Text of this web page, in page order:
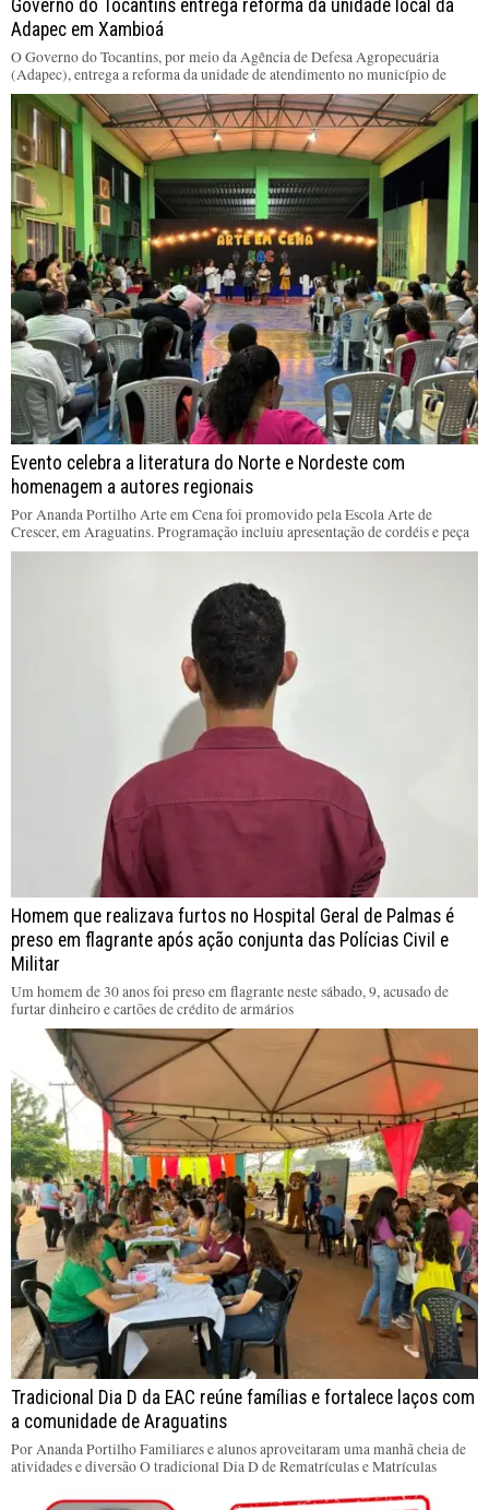
Governo do Tocantins entrega reforma da unidade local da
Adapec em Xambioá
O Governo do Tocantins, por meio da Agência de Defesa Agropecuária
(Adapec), entrega a reforma da unidade de atendimento no município de
Evento celebra a literatura do Norte e Nordeste com
homenagem a autores regionais
Por Ananda Portilho Arte em Cena foi promovido pela Escola Arte de
Crescer, em Araguatins. Programação incluiu apresentação de cordéis e peça
Homem que realizava furtos no Hospital Geral de Palmas é
preso em flagrante após ação conjunta das Polícias Civil e
Militar
Um homem de 30 anos foi preso em flagrante neste sábado, 9, acusado de
furtar dinheiro e cartões de crédito de armários
Tradicional Dia D da EAC reúne famílias e fortalece laços com
a comunidade de Araguatins
Por Ananda Portilho Familiares e alunos aproveitaram uma manhã cheia de
atividades e diversão O tradicional Dia D de Rematrículas e Matrículas